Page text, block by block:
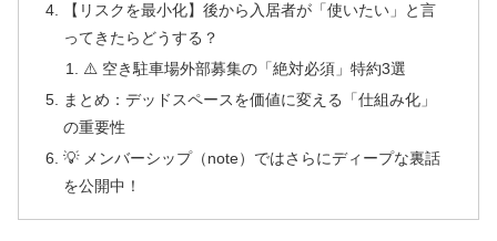
【リスクを最小化】後から入居者が「使いたい」と言
ってきたらどうする？
⚠️ 空き駐車場外部募集の「絶対必須」特約3選
まとめ：デッドスペースを価値に変える「仕組み化」
の重要性
💡 メンバーシップ（note）ではさらにディープな裏話
を公開中！